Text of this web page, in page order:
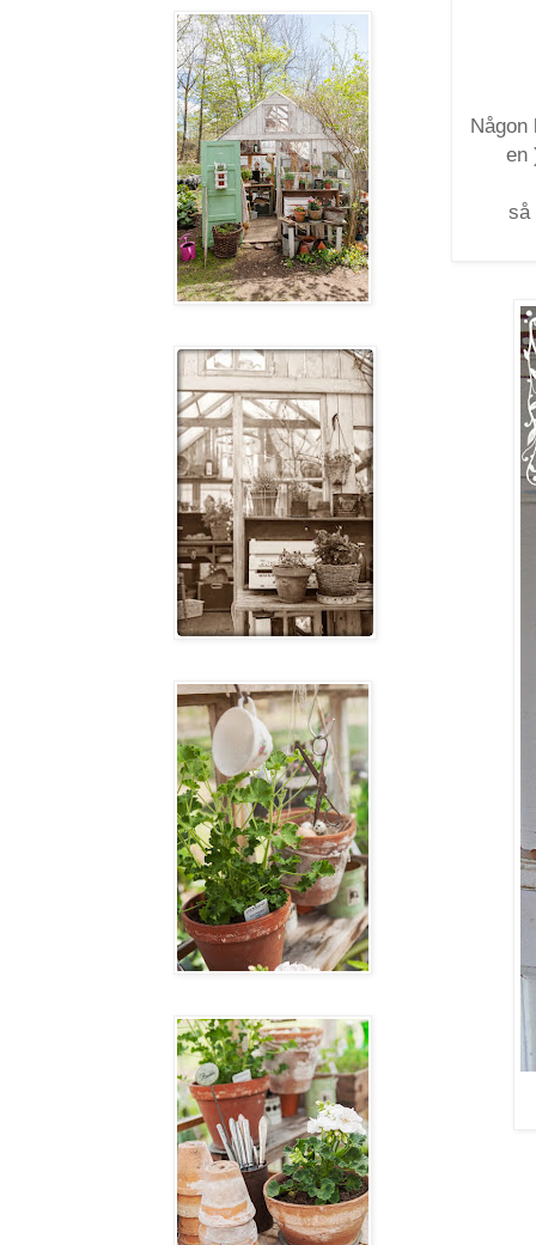
Någon
en
så